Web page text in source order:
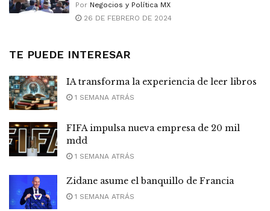
Por Negocios y Política MX
26 DE FEBRERO DE 2024
TE PUEDE INTERESAR
IA transforma la experiencia de leer libros
1 SEMANA ATRÁS
FIFA impulsa nueva empresa de 20 mil
mdd
1 SEMANA ATRÁS
Zidane asume el banquillo de Francia
1 SEMANA ATRÁS